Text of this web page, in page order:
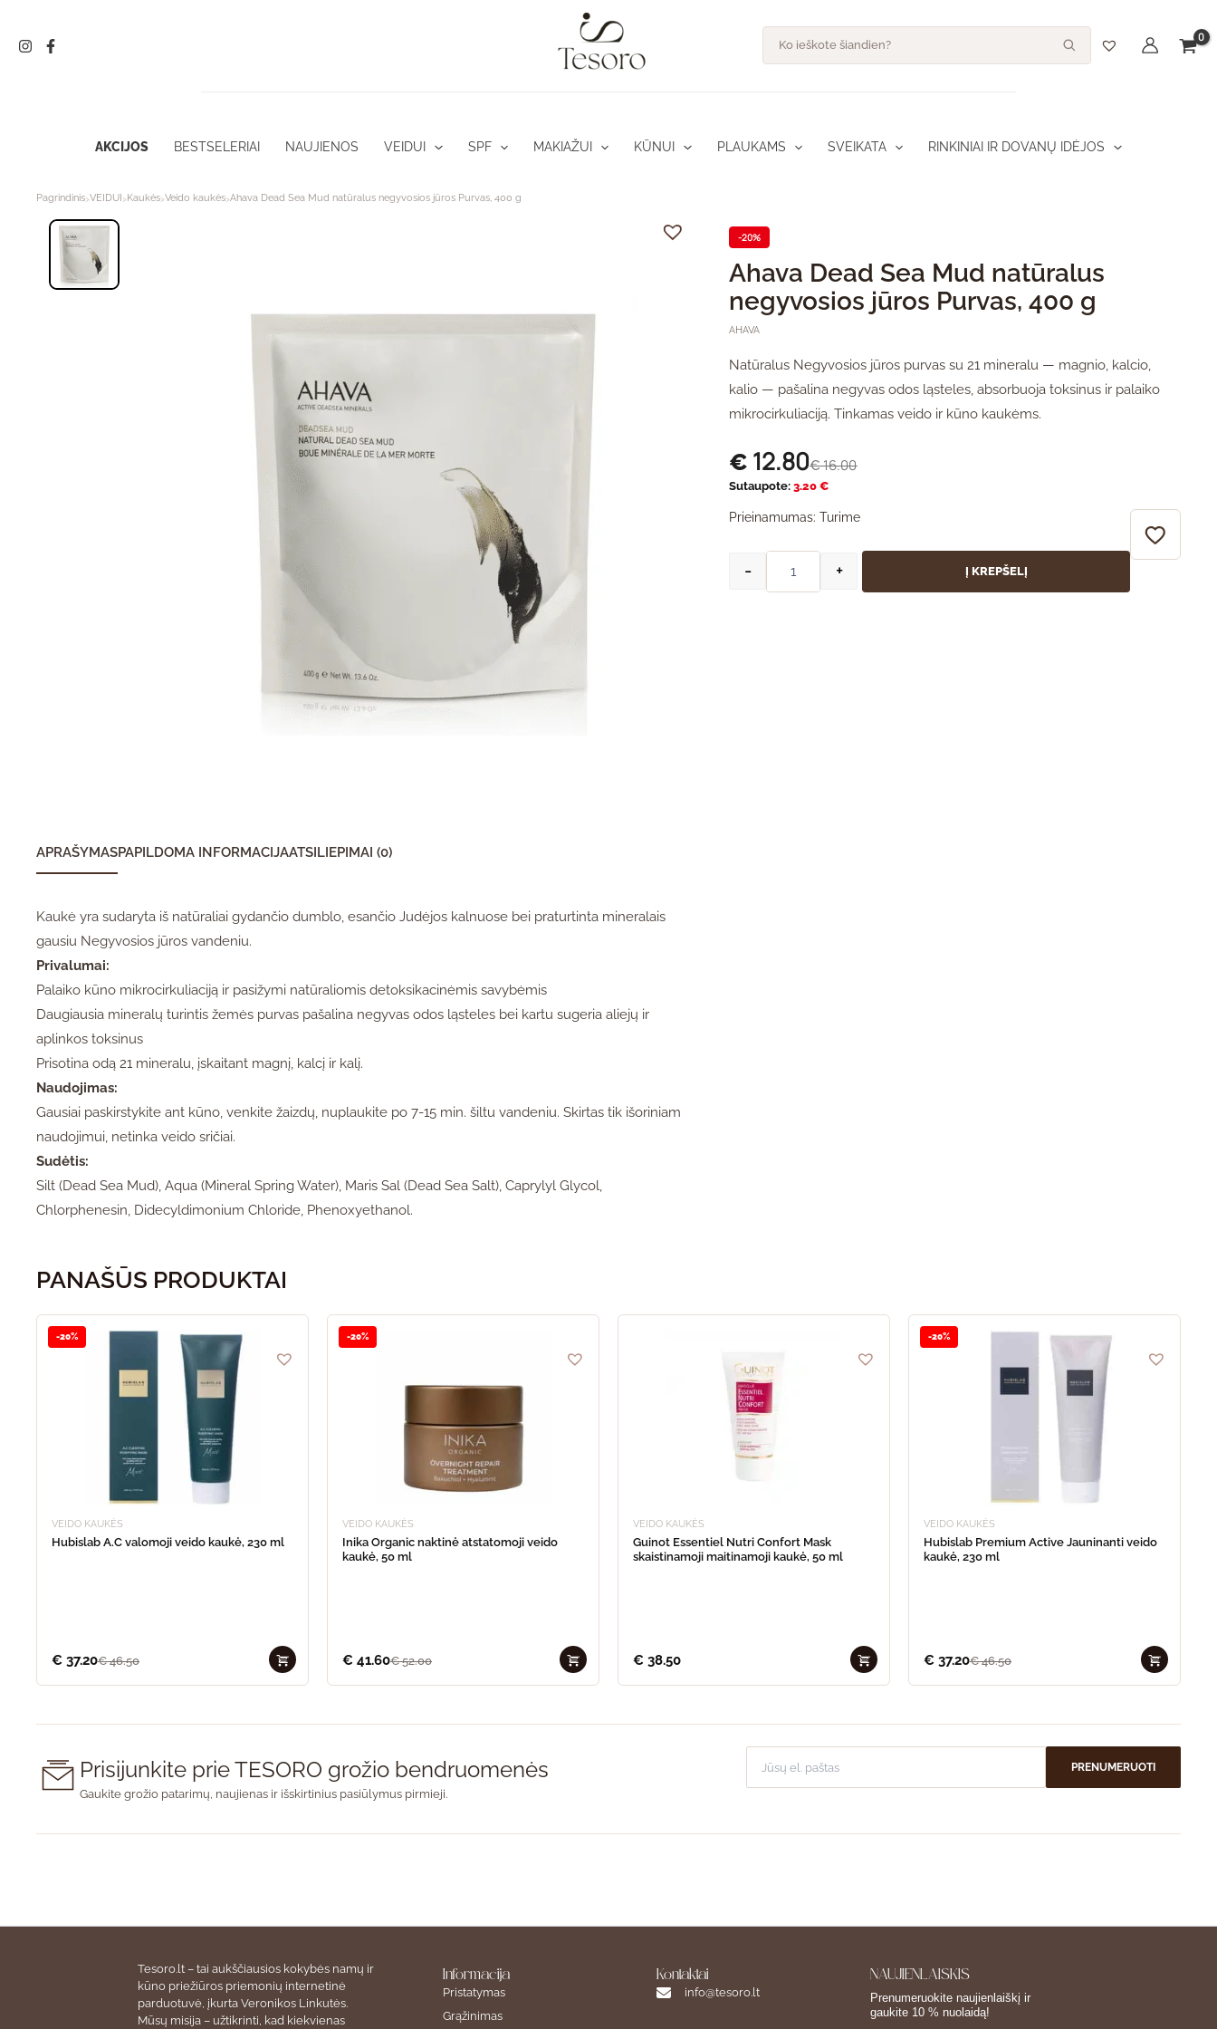
turinio
search
AKCIJOS BESTSELERIAI NAUJIENOS VEIDUI SPF MAKIAŽUI KŪNUI PLAUKAMS SVEIKATA RINKINIAI IR DOVANŲ IDĖJOS
Pagrindinis›VEIDUI›Kaukės›Veido kaukės›Ahava Dead Sea Mud natūralus negyvosios jūros Purvas, 400 g
-20%
Ahava Dead Sea Mud natūralus
negyvosios jūros Purvas, 400 g
AHAVA
Natūralus Negyvosios jūros purvas su 21 mineralu — magnio, kalcio,
kalio — pašalina negyvas odos ląsteles, absorbuoja toksinus ir palaiko
mikrocirkuliaciją. Tinkamas veido ir kūno kaukėms.
€ 12.80€16.00
Sutaupote:3.20 €
Prieinamumas: Turime
- + Į KREPŠELĮ
APRAŠYMASPAPILDOMA INFORMACIJAATSILIEPIMAI (0)
Kaukė yra sudaryta iš natūraliai gydančio dumblo, esančio Judėjos kalnuose bei praturtinta mineralais
gausiu Negyvosios jūros vandeniu.
Privalumai:
Palaiko kūno mikrocirkuliaciją ir pasižymi natūraliomis detoksikacinėmis savybėmis
Daugiausia mineralų turintis žemės purvas pašalina negyvas odos ląsteles bei kartu sugeria aliejų ir
aplinkos toksinus
Prisotina odą 21 mineralu, įskaitant magnį, kalcį ir kalį.
Naudojimas:
Gausiai paskirstykite ant kūno, venkite žaizdų, nuplaukite po 7-15 min. šiltu vandeniu. Skirtas tik išoriniam
naudojimui, netinka veido sričiai.
Sudėtis:
Silt (Dead Sea Mud), Aqua (Mineral Spring Water), Maris Sal (Dead Sea Salt), Caprylyl Glycol,
Chlorphenesin, Didecyldimonium Chloride, Phenoxyethanol.
PANAŠŪS PRODUKTAI
-20%
VEIDO KAUKĖS
Hubislab A.C valomoji veido kaukė, 230 ml
€ 37.20€46.50
-20%
VEIDO KAUKĖS
Inika Organic naktinė atstatomoji veido
kaukė, 50 ml
€ 41.60€52.00
VEIDO KAUKĖS
Guinot Essentiel Nutri Confort Mask
skaistinamoji maitinamoji kaukė, 50 ml
€ 38.50
-20%
VEIDO KAUKĖS
Hubislab Premium Active Jauninanti veido
kaukė, 230 ml
€ 37.20€46.50
Prisijunkite prie TESORO grožio bendruomenės
Gaukite grožio patarimų, naujienas ir išskirtinius pasiūlymus pirmieji.
PRENUMERUOTI
Tesoro.lt – tai aukščiausios kokybės namų ir
kūno priežiūros priemonių internetinė
parduotuvė, įkurta Veronikos Linkutės.
Mūsų misija – užtikrinti, kad kiekvienas
Informacija
Pristatymas
Grąžinimas
Kontaktai
info@tesoro.lt
NAUJIENLAIŠKIS
Prenumeruokite naujienlaiškį ir
gaukite 10 % nuolaidą!